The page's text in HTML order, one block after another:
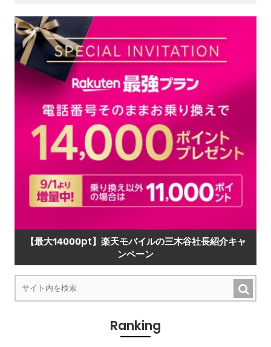
【最大14000pt】楽天モバイルの三木谷社長紹介キャ
ンペーン
Ranking